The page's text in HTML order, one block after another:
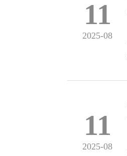
11
2025-08
11
2025-08